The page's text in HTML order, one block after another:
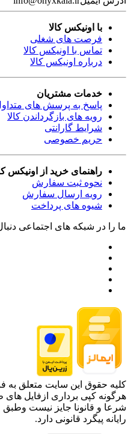
با اونیکس کالا
فرصت های شغلی
تماس با اونیکس کالا
درباره اونیکس کالا
خدمات مشتریان
پاسخ به پرسش های
رویه های بازگرداندن کالا
شرایط گارانتی
حریم خصوصی
راهنمای خرید از اونیکس
نحوه ثبت سفارش
رویه ارسال سفارش
شیوه های پرداخت
ما را در شبکه های اجتماعی
کلیه حقوق این سایت متعلق به
هرگونه کپی برداری ازفایل
رایانه پیگرد قانونی دارد.